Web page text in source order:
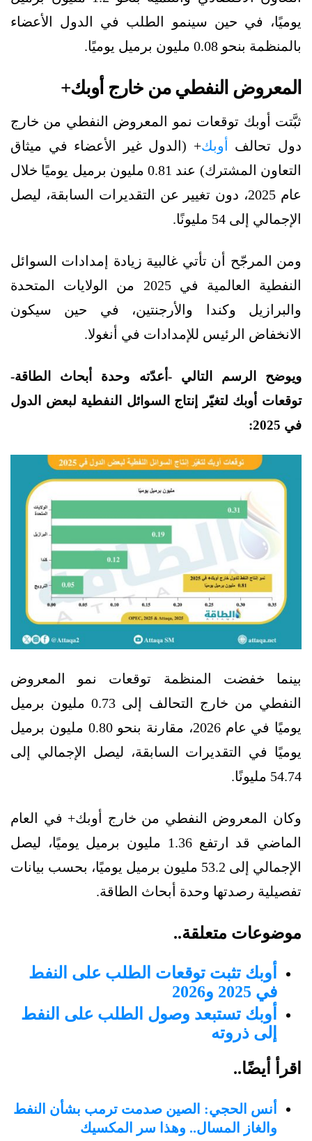
يوميًا، في حين سينمو الطلب في الدول الأعضاء
بالمنظمة بنحو 0.08 مليون برميل يوميًا.
المعروض النفطي من خارج أوبك+
ثبَّتت أوبك توقعات نمو المعروض النفطي من خارج
دول تحالف
أوبك+ (الدول غير الأعضاء في ميثاق
التعاون المشترك) عند 0.81 مليون برميل يوميًا خلال
عام 2025، دون تغيير عن التقديرات السابقة، ليصل
الإجمالي إلى 54 مليونًا.
ومن المرجّح أن تأتي غالبية زيادة إمدادات السوائل
النفطية العالمية في 2025 من الولايات المتحدة
والبرازيل وكندا والأرجنتين، في حين سيكون
الانخفاض الرئيس للإمدادات في أنغولا.
ويوضح الرسم التالي -أعدّته وحدة أبحاث الطاقة-
توقعات أوبك لتغيّر إنتاج السوائل النفطية لبعض الدول
في 2025:
بينما خفضت المنظمة توقعات نمو المعروض
النفطي من خارج التحالف إلى 0.73 مليون برميل
يوميًا في عام 2026، مقارنة بنحو 0.80 مليون برميل
يوميًا في التقديرات السابقة، ليصل الإجمالي إلى
54.74 مليونًا.
وكان المعروض النفطي من خارج أوبك+ في العام
الماضي قد ارتفع 1.36 مليون برميل يوميًا، ليصل
الإجمالي إلى 53.2 مليون برميل يوميًا، بحسب بيانات
تفصيلية رصدتها وحدة أبحاث الطاقة.
موضوعات متعلقة..
أوبك تثبت توقعات الطلب على النفط
في 2025 و2026
أوبك تستبعد وصول الطلب على النفط
إلى ذروته
اقرأ أيضًا..
أنس الحجي: الصين صدمت ترمب بشأن النفط
والغاز المسال.. وهذا سر المكسيك